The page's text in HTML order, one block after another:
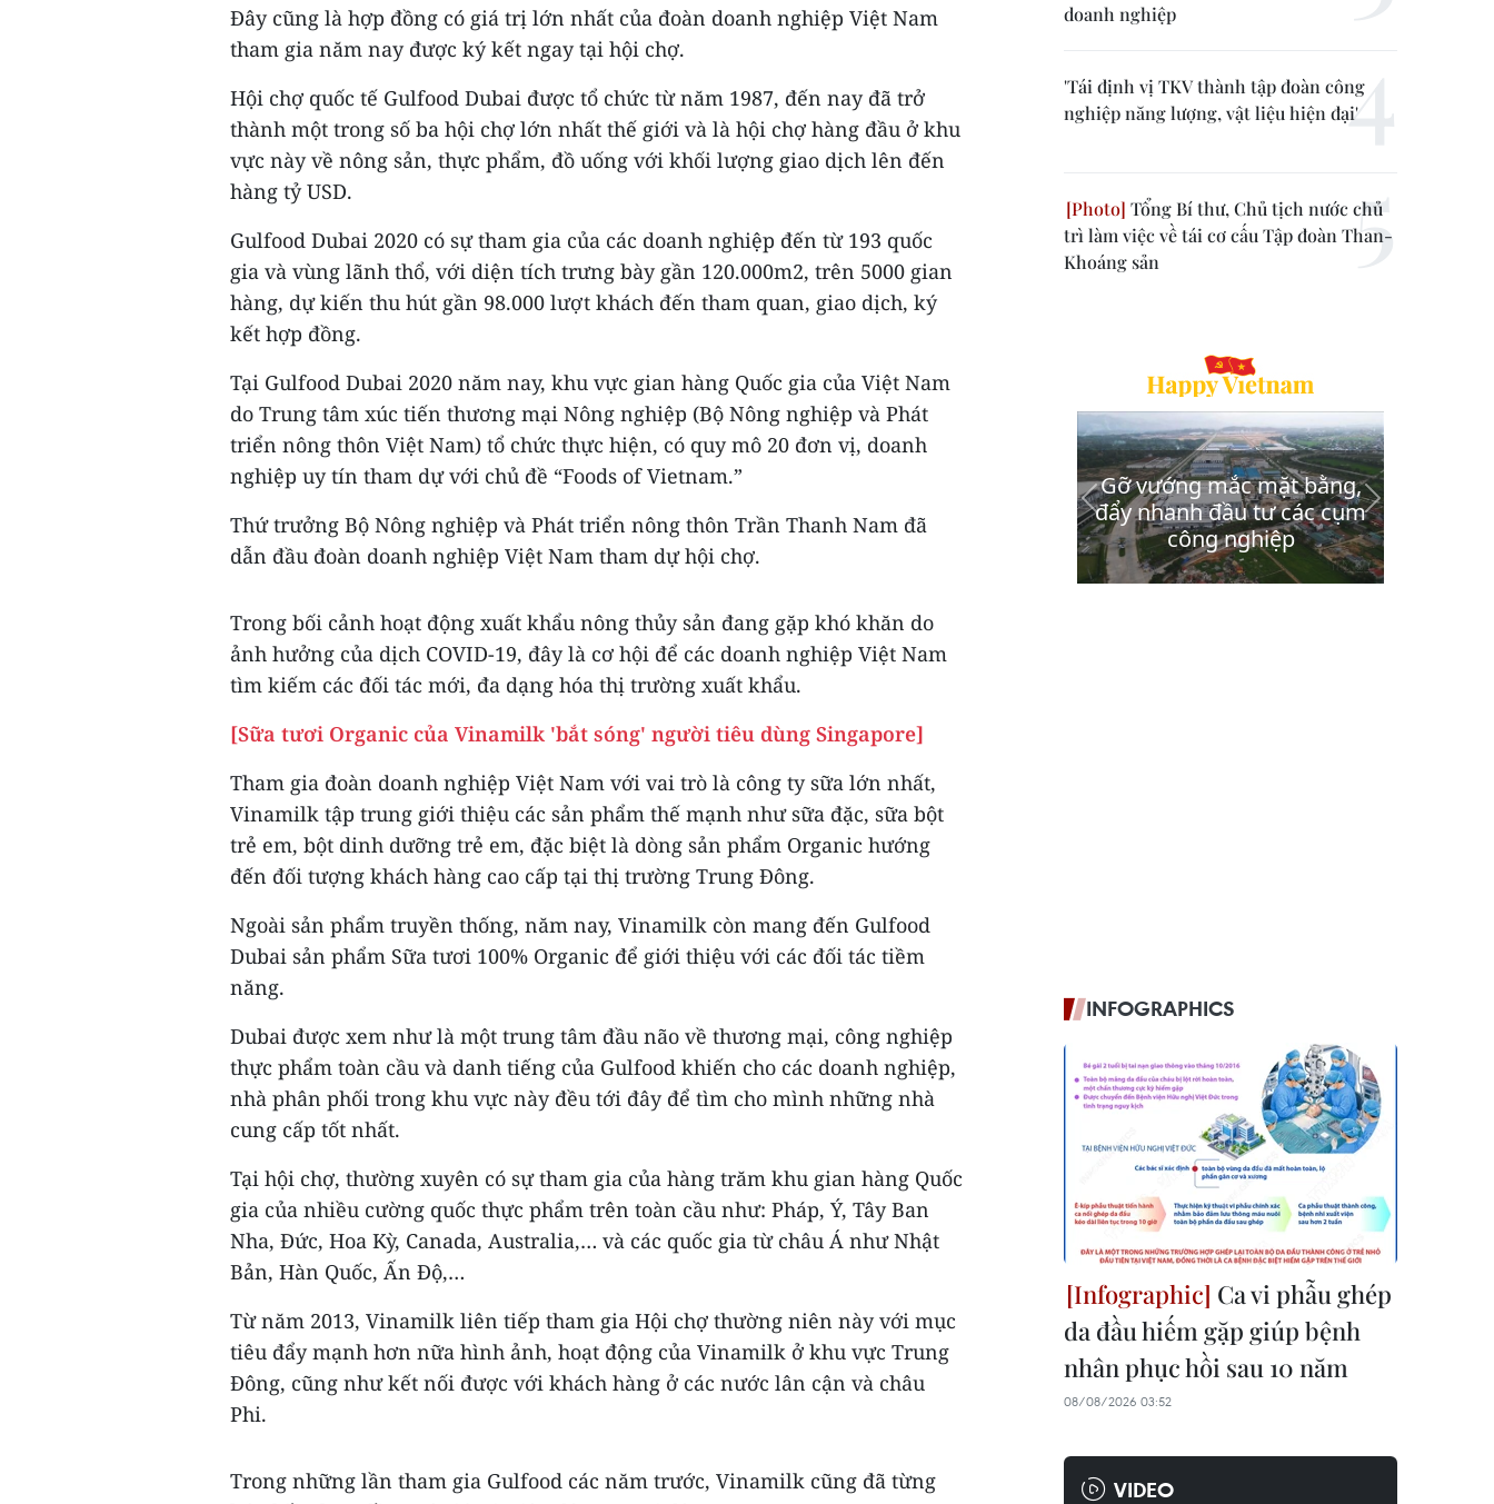
Đây cũng là hợp đồng có giá trị lớn nhất của đoàn doanh nghiệp Việt Nam
tham gia năm nay được ký kết ngay tại hội chợ.
Hội chợ quốc tế Gulfood Dubai được tổ chức từ năm 1987, đến nay đã trở
thành một trong số ba hội chợ lớn nhất thế giới và là hội chợ hàng đầu ở khu
vực này về nông sản, thực phẩm, đồ uống với khối lượng giao dịch lên đến
hàng tỷ USD.
Gulfood Dubai 2020 có sự tham gia của các doanh nghiệp đến từ 193 quốc
gia và vùng lãnh thổ, với diện tích trưng bày gần 120.000m2, trên 5000 gian
hàng, dự kiến thu hút gần 98.000 lượt khách đến tham quan, giao dịch, ký
kết hợp đồng.
Tại Gulfood Dubai 2020 năm nay, khu vực gian hàng Quốc gia của Việt Nam
do Trung tâm xúc tiến thương mại Nông nghiệp (Bộ Nông nghiệp và Phát
triển nông thôn Việt Nam) tổ chức thực hiện, có quy mô 20 đơn vị, doanh
nghiệp uy tín tham dự với chủ đề “Foods of Vietnam.”
Thứ trưởng Bộ Nông nghiệp và Phát triển nông thôn Trần Thanh Nam đã
dẫn đầu đoàn doanh nghiệp Việt Nam tham dự hội chợ.
Trong bối cảnh hoạt động xuất khẩu nông thủy sản đang gặp khó khăn do
ảnh hưởng của dịch COVID-19, đây là cơ hội để các doanh nghiệp Việt Nam
tìm kiếm các đối tác mới, đa dạng hóa thị trường xuất khẩu.
[Sữa tươi Organic của Vinamilk 'bắt sóng' người tiêu dùng Singapore]
Tham gia đoàn doanh nghiệp Việt Nam với vai trò là công ty sữa lớn nhất,
Vinamilk tập trung giới thiệu các sản phẩm thế mạnh như sữa đặc, sữa bột
trẻ em, bột dinh dưỡng trẻ em, đặc biệt là dòng sản phẩm Organic hướng
đến đối tượng khách hàng cao cấp tại thị trường Trung Đông.
Ngoài sản phẩm truyền thống, năm nay, Vinamilk còn mang đến Gulfood
Dubai sản phẩm Sữa tươi 100% Organic để giới thiệu với các đối tác tiềm
năng.
Dubai được xem như là một trung tâm đầu não về thương mại, công nghiệp
thực phẩm toàn cầu và danh tiếng của Gulfood khiến cho các doanh nghiệp,
nhà phân phối trong khu vực này đều tới đây để tìm cho mình những nhà
cung cấp tốt nhất.
Tại hội chợ, thường xuyên có sự tham gia của hàng trăm khu gian hàng Quốc
gia của nhiều cường quốc thực phẩm trên toàn cầu như: Pháp, Ý, Tây Ban
Nha, Đức, Hoa Kỳ, Canada, Australia,… và các quốc gia từ châu Á như Nhật
Bản, Hàn Quốc, Ấn Độ,…
Từ năm 2013, Vinamilk liên tiếp tham gia Hội chợ thường niên này với mục
tiêu đẩy mạnh hơn nữa hình ảnh, hoạt động của Vinamilk ở khu vực Trung
Đông, cũng như kết nối được với khách hàng ở các nước lân cận và châu
Phi.
Trong những lần tham gia Gulfood các năm trước, Vinamilk cũng đã từng
doanh nghiệp
'Tái định vị TKV thành tập đoàn công
nghiệp năng lượng, vật liệu hiện đại'
Tổng Bí thư, Chủ tịch nước chủ
trì làm việc về tái cơ cấu Tập đoàn Than-
Khoáng sản
INFOGRAPHICS
Ca vi phẫu ghép
da đầu hiếm gặp giúp bệnh
nhân phục hồi sau 10 năm
08/08/2026 03:52
VIDEO